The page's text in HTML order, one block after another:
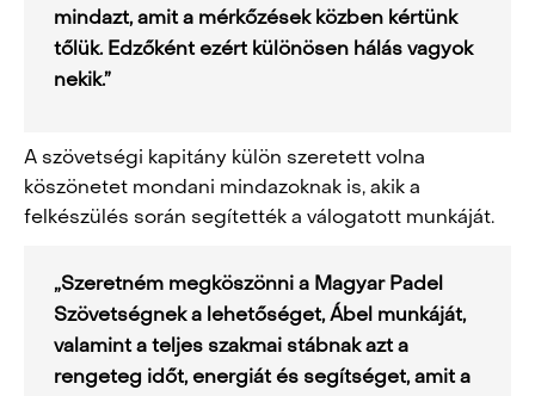
mindazt, amit a mérkőzések közben kértünk
tőlük. Edzőként ezért különösen hálás vagyok
nekik.”
A szövetségi kapitány külön szeretett volna
köszönetet mondani mindazoknak is, akik a
felkészülés során segítették a válogatott munkáját.
„Szeretném megköszönni a Magyar Padel
Szövetségnek a lehetőséget, Ábel munkáját,
valamint a teljes szakmai stábnak azt a
rengeteg időt, energiát és segítséget, amit a